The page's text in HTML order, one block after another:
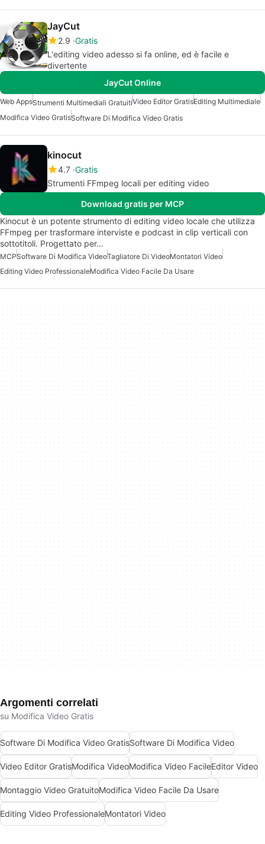
JayCut
2.9 Gratis
L'editing video adesso si fa online, ed è facile e
divertente
JayCut Online
Web AppsStrumenti Multimediali GratuitiVideo Editor GratisEditing Multimediale
Modifica Video GratisSoftware Di Modifica Video Gratis
kinocut
4.7 Gratis
Strumenti FFmpeg locali per editing video
Download gratis per MCP
Kinocut è un potente strumento di editing video locale che utilizza
FFmpeg per trasformare interviste e podcast in clip verticali con
sottotitoli. Progettato per…
MCPSoftware Di Modifica VideoTagliatore Di VideoMontatori Video
Editing Video ProfessionaleModifica Video Facile Da Usare
Argomenti correlati
su Modifica Video Gratis
Software Di Modifica Video GratisSoftware Di Modifica Video
Video Editor GratisModifica VideoModifica Video FacileEditor Video
Montaggio Video GratuitoModifica Video Facile Da Usare
Editing Video ProfessionaleMontatori Video